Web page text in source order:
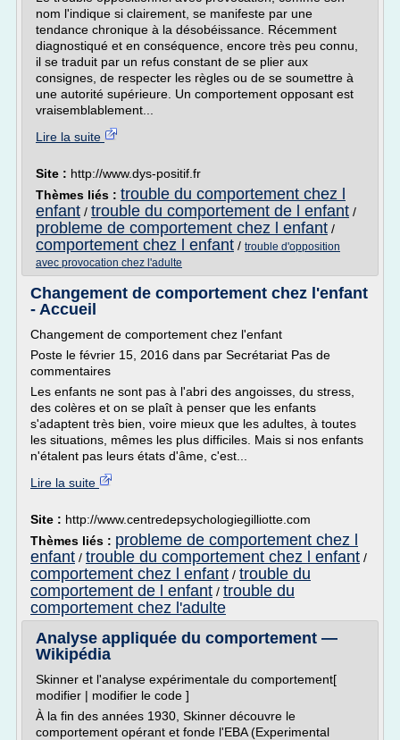
nom l'indique si clairement, se manifeste par une
tendance chronique à la désobéissance. Récemment
diagnostiqué et en conséquence, encore très peu connu,
il se traduit par un refus constant de se plier aux
consignes, de respecter les règles ou de se soumettre à
une autorité supérieure. Un comportement opposant est
vraisemblablement...
Lire la suite
Site : http://www.dys-positif.fr
Thèmes liés : trouble du comportement chez l
enfant / trouble du comportement de l enfant /
probleme de comportement chez l enfant /
comportement chez l enfant / trouble d'opposition
avec provocation chez l'adulte
Changement de comportement chez l'enfant
- Accueil
Changement de comportement chez l'enfant
Poste le février 15, 2016 dans par Secrétariat Pas de
commentaires
Les enfants ne sont pas à l'abri des angoisses, du stress,
des colères et on se plaît à penser que les enfants
s'adaptent très bien, voire mieux que les adultes, à toutes
les situations, mêmes les plus difficiles. Mais si nos enfants
n'étalent pas leurs états d'âme, c'est...
Lire la suite
Site : http://www.centredepsychologiegilliotte.com
Thèmes liés : probleme de comportement chez l
enfant / trouble du comportement chez l enfant /
comportement chez l enfant / trouble du
comportement de l enfant / trouble du
comportement chez l'adulte
Analyse appliquée du comportement —
Wikipédia
Skinner et l'analyse expérimentale du comportement[
modifier | modifier le code ]
À la fin des années 1930, Skinner découvre le
comportement opérant et fonde l'EBA (Experimental